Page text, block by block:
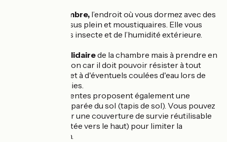
d'une chambre, l’endroit où vous dormez avec des
murs en tissus plein et moustiquaires. Elle vous
protège des insecte et de l’humidité extérieure.
d'un sol solidairede la chambre mais à prendre en
considération car il doit pouvoir résister à tout
type de sol et à d'éventuels coulées d'eau lors de
grosses pluies.
Certaines tentes proposent également une
isolation séparée du sol (tapis de sol). Vous pouvez
aussi utiliser une couverture de survie réutilisable
(face argentée vers le haut) pour limiter la
déperdition.